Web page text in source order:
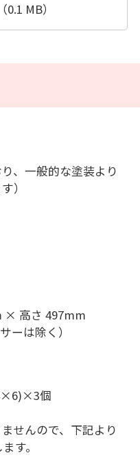
MB）
、一般的な塗装より
）
× 高さ 497mm
ーは除く）
個
せんので、下記より
す。